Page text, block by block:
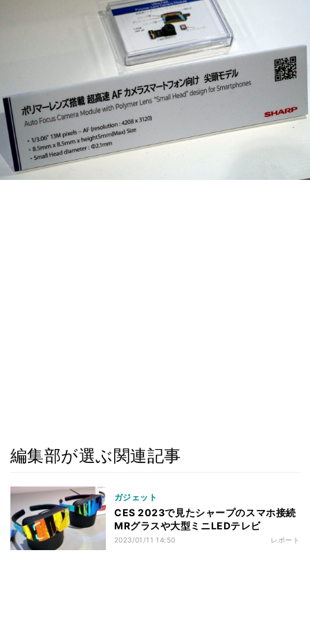
編集部が選ぶ関連記事
ガジェット
CES 2023で見たシャープのスマホ接続
MRグラスや大型ミニLEDテレビ
2023/01/11 14:50 レポート